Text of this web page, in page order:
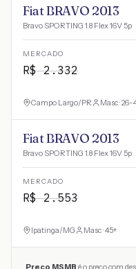
Fiat BRAVO 2013
Bravo SPORTING 1.8 Flex 16V 5p
MERCADO
R$2.332
Campo Largo/PR Masc · 26-
Fiat BRAVO 2013
Bravo SPORTING 1.8 Flex 16V 5p
MERCADO
R$2.553
Ipatinga/MG Masc · 45+
Preço MSMB é o preço com